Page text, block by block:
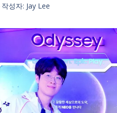
작성자: Jay Lee